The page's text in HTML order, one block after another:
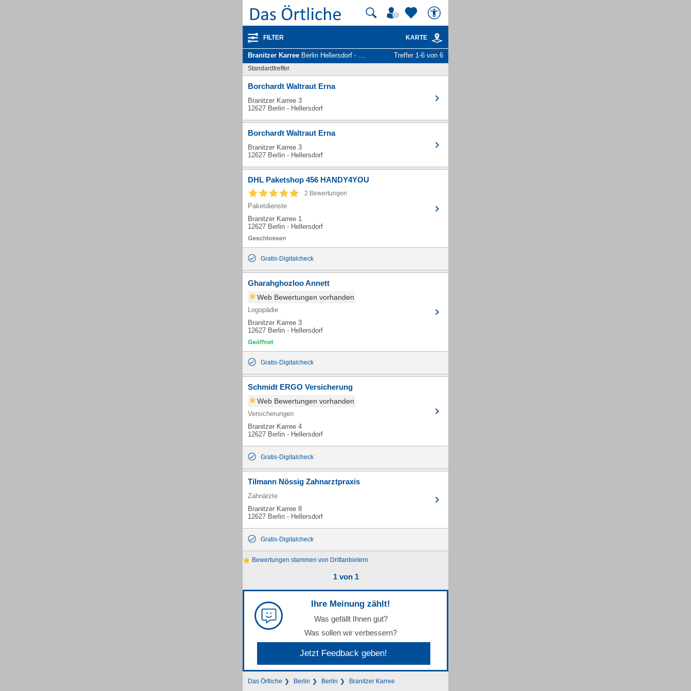
FILTER KARTE
Branitzer Karree Berlin Hellersdorf - Unternehmen und Personen Treffer 1-6 von 6
Standardtreffer
Borchardt Waltraut Erna
Branitzer Karree 3
12627 Berlin - Hellersdorf
Borchardt Waltraut Erna
Branitzer Karree 3
12627 Berlin - Hellersdorf
DHL Paketshop 456 HANDY4YOU
2 Bewertungen
Paketdienste
Branitzer Karree 1
12627 Berlin - Hellersdorf
Gratis-Digitalcheck
Gharahghozloo Annett
Web Bewertungen vorhanden
Logopädie
Branitzer Karree 3
12627 Berlin - Hellersdorf
Gratis-Digitalcheck
Schmidt ERGO Versicherung
Web Bewertungen vorhanden
Versicherungen
Branitzer Karree 4
12627 Berlin - Hellersdorf
Gratis-Digitalcheck
Tilmann Nössig Zahnarztpraxis
Zahnärzte
Branitzer Karree 8
12627 Berlin - Hellersdorf
Gratis-Digitalcheck
Bewertungen stammen von Drittanbietern
1 von 1
Ihre Meinung zählt!
Was gefällt Ihnen gut?
Was sollen wir verbessern?
Jetzt Feedback geben!
Das Örtliche Berlin Berlin Branitzer Karree